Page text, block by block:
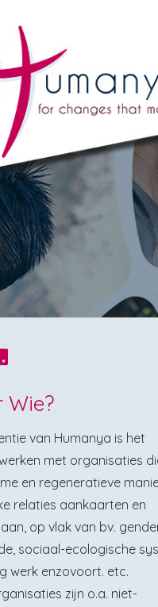
Wie?
van Humanya is het
met organisaties
en regeneratieve
relaties aankaarten en
op vlak van bv.
sociaal-ecologische
werk enzovoort. etc.
zijn o.a. niet-